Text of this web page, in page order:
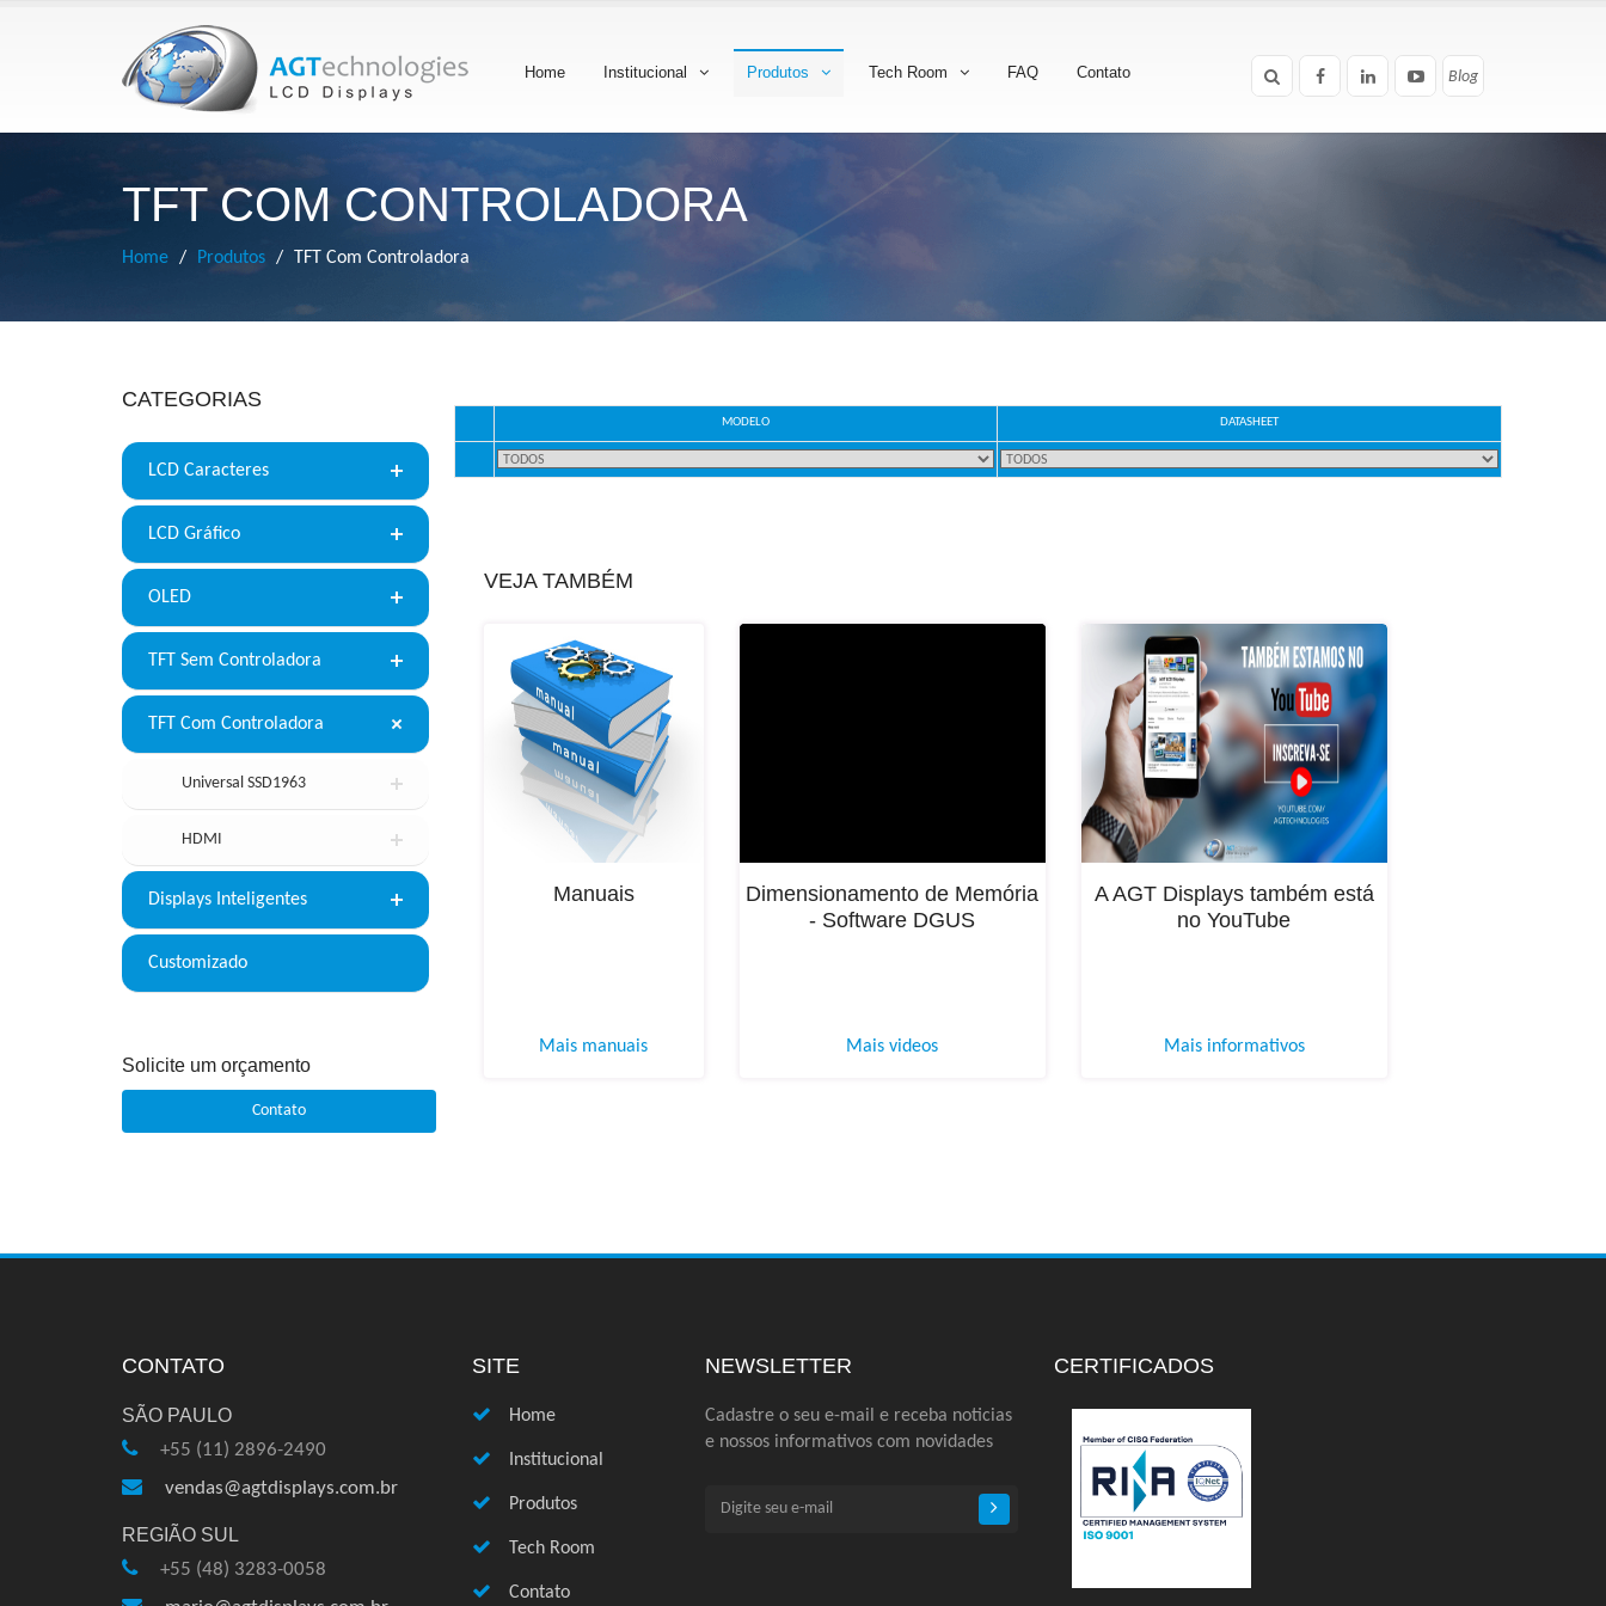
Home Institucional Produtos Tech Room FAQ Contato Blog
TFT COM CONTROLADORA
Home Produtos TFT Com Controladora
MODELO DATASHEET
CATEGORIAS
LCD Caracteres
LCD Gráfico
OLED
TFT Sem Controladora
TFT Com Controladora
Universal SSD1963
HDMI
Displays Inteligentes
Customizado
Solicite um orçamento
Contato
VEJA TAMBÉM
Manuais
Mais manuais
Dimensionamento de Memória
- Software DGUS
Mais videos
A AGT Displays também está
no YouTube
Mais informativos
CONTATO
SÃO PAULO
+55 (11) 2896-2490
vendas@agtdisplays.com.br
REGIÃO SUL
+55 (48) 3283-0058
SITE
Home
Institucional
Produtos
Tech Room
Contato
NEWSLETTER
Cadastre o seu e-mail e receba noticias
e nossos informativos com novidades
CERTIFICADOS